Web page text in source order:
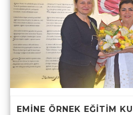
EMİNE ÖRNEK EĞİTİM